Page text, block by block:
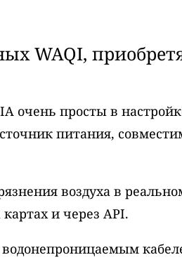
WAQI,
очень просты в
питания,
воздуха в
и через API.
водонепроницаемым